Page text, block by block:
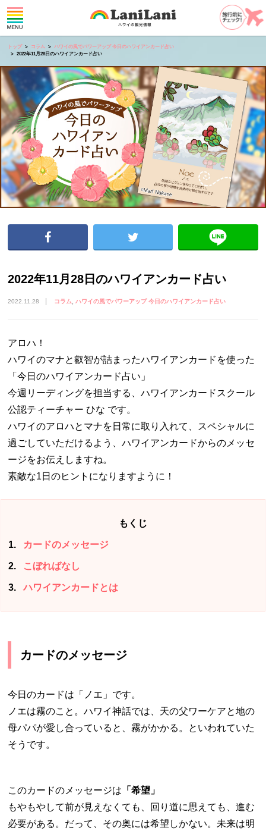
トップ コラム
ハワイの風でパワーアップ 今日のハワイアンカード占い
2022年11月28日のハワイアンカード占い
2022年11月28日のハワイアンカード占い
2022.11.28 コラム ハワイの風でパワーアップ 今日のハワイアンカード占い
アロハ！
ハワイのマナと叡智が詰まったハワイアンカードを使った
「今日のハワイアンカード占い」
今週リーディングを担当する、ハワイアンカードスクール
公認ティーチャー ひな です。
ハワイのアロハとマナを日常に取り入れて、スペシャルに
過ごしていただけるよう、ハワイアンカードからのメッセ
ージをお伝えしますね。
素敵な1日のヒントになりますように！
もくじ
1 カードのメッセージ
2 こぼればなし
3 ハワイアンカードとは
カードのメッセージ
今日のカードは「ノエ」です。
ノエは霧のこと。ハワイ神話では、天の父ワーケアと地の
母パパが愛し合っていると、霧がかかる。といわれていた
そうです。
このカードのメッセージは 「希望」
もやもやして前が見えなくても、回り道に思えても、進む
必要がある。だって、その奥には希望しかない。未来は明